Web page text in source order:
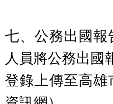
七、公務出國
人員將公務出國
登錄上傳至高